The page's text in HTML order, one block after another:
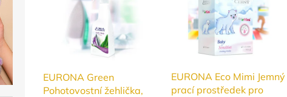
EURONA Green
Pohotovostní žehlička,
EURONA Eco Mimi Jemný
prací prostředek pro